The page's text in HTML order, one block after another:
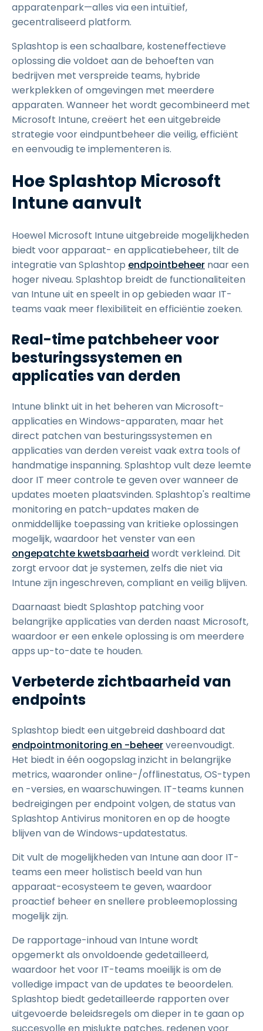
apparatenpark—alles via een intuïtief,
gecentraliseerd platform.
Splashtop is een schaalbare, kosteneffectieve
oplossing die voldoet aan de behoeften van
bedrijven met verspreide teams, hybride
werkplekken of omgevingen met meerdere
apparaten. Wanneer het wordt gecombineerd met
Microsoft Intune, creëert het een uitgebreide
strategie voor eindpuntbeheer die veilig, efficiënt
en eenvoudig te implementeren is.
Hoe Splashtop Microsoft
Intune aanvult
Hoewel Microsoft Intune uitgebreide mogelijkheden
biedt voor apparaat- en applicatiebeheer, tilt de
integratie van Splashtop endpointbeheer naar een
hoger niveau. Splashtop breidt de functionaliteiten
van Intune uit en speelt in op gebieden waar IT-
teams vaak meer flexibiliteit en efficiëntie zoeken.
Real-time patchbeheer voor
besturingssystemen en
applicaties van derden
Intune blinkt uit in het beheren van Microsoft-
applicaties en Windows-apparaten, maar het
direct patchen van besturingssystemen en
applicaties van derden vereist vaak extra tools of
handmatige inspanning. Splashtop vult deze leemte
door IT meer controle te geven over wanneer de
updates moeten plaatsvinden. Splashtop's realtime
monitoring en patch-updates maken de
onmiddellijke toepassing van kritieke oplossingen
mogelijk, waardoor het venster van een
ongepatchte kwetsbaarheid wordt verkleind. Dit
zorgt ervoor dat je systemen, zelfs die niet via
Intune zijn ingeschreven, compliant en veilig blijven.
Daarnaast biedt Splashtop patching voor
belangrijke applicaties van derden naast Microsoft,
waardoor er een enkele oplossing is om meerdere
apps up-to-date te houden.
Verbeterde zichtbaarheid van
endpoints
Splashtop biedt een uitgebreid dashboard dat
endpointmonitoring en -beheervereenvoudigt.
Het biedt in één oogopslag inzicht in belangrijke
metrics, waaronder online-/offlinestatus, OS-typen
en -versies, en waarschuwingen. IT-teams kunnen
bedreigingen per endpoint volgen, de status van
Splashtop Antivirus monitoren en op de hoogte
blijven van de Windows-updatestatus.
Dit vult de mogelijkheden van Intune aan door IT-
teams een meer holistisch beeld van hun
apparaat-ecosysteem te geven, waardoor
proactief beheer en snellere probleemoplossing
mogelijk zijn.
De rapportage-inhoud van Intune wordt
opgemerkt als onvoldoende gedetailleerd,
waardoor het voor IT-teams moeilijk is om de
volledige impact van de updates te beoordelen.
Splashtop biedt gedetailleerde rapporten over
uitgevoerde beleidsregels om dieper in te gaan op